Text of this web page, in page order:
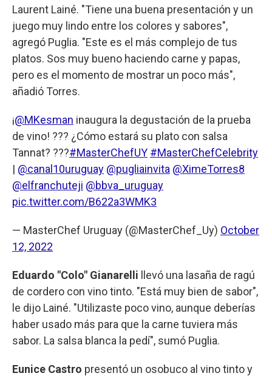
Laurent Lainé. "Tiene una buena presentación y un
juego muy lindo entre los colores y sabores",
agregó Puglia. "Este es el más complejo de tus
platos. Sos muy bueno haciendo carne y papas,
pero es el momento de mostrar un poco más",
añadió Torres.
¡@MKesman inaugura la degustación de la prueba
de vino! ??? ¿Cómo estará su plato con salsa
Tannat? ???#MasterChefUY #MasterChefCelebrity
| @canal10uruguay @pugliainvita @XimeTorres8
@elfranchuteji @bbva_uruguay
pic.twitter.com/B622a3WMK3
— MasterChef Uruguay (@MasterChef_Uy) October
12, 2022
Eduardo "Colo" Gianarelli
llevó una lasaña de ragú
de cordero con vino tinto. "Está muy bien de sabor",
le dijo Lainé. "Utilizaste poco vino, aunque deberías
haber usado más para que la carne tuviera más
sabor. La salsa blanca la pedí", sumó Puglia.
Eunice Castro presentó un osobuco al vino tinto y